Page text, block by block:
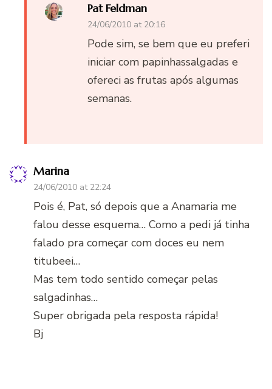
Pat Feldman
24/06/2010 at 20:16
Pode sim, se bem que eu preferi
iniciar com papinhassalgadas e
ofereci as frutas após algumas
semanas.
Marina
24/06/2010 at 22:24
Pois é, Pat, só depois que a Anamaria me
falou desse esquema… Como a pedi já tinha
falado pra começar com doces eu nem
titubeei…
Mas tem todo sentido começar pelas
salgadinhas…
Super obrigada pela resposta rápida!
Bj